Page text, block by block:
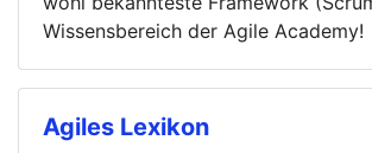
Wissensbereich der Agile Academy!
Agiles Lexikon